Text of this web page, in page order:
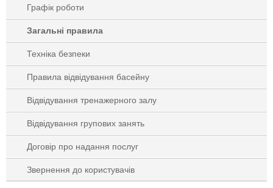
Графік роботи
Загальні правила
Техніка безпеки
Правила відвідування басейну
Відвідування тренажерного залу
Відвідування групових занять
Договір про надання послуг
Звернення до користувачів